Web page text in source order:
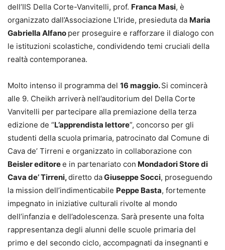
dell’IIS Della Corte-Vanvitelli, prof. Franca Masi, è
organizzato dall’Associazione L’Iride, presieduta da Maria
Gabriella Alfano per proseguire e rafforzare il dialogo con
le istituzioni scolastiche, condividendo temi cruciali della
realtà contemporanea.
Molto intenso il programma del 16 maggio.Si comincerà
alle 9. Cheikh arriverà nell’auditorium del Della Corte
Vanvitelli per partecipare alla premiazione della terza
edizione de “L’apprendista lettore”, concorso per gli
studenti della scuola primaria, patrocinato dal Comune di
Cava de’ Tirreni e organizzato in collaborazione con
Beisler editoree in partenariato con Mondadori Store di
Cava de’ Tirreni,diretto daGiuseppe Socci, proseguendo
la mission dell’indimenticabile Peppe Basta, fortemente
impegnato in iniziative culturali rivolte al mondo
dell’infanzia e dell’adolescenza. Sarà presente una folta
rappresentanza degli alunni delle scuole primaria del
primo e del secondo ciclo, accompagnati da insegnanti e